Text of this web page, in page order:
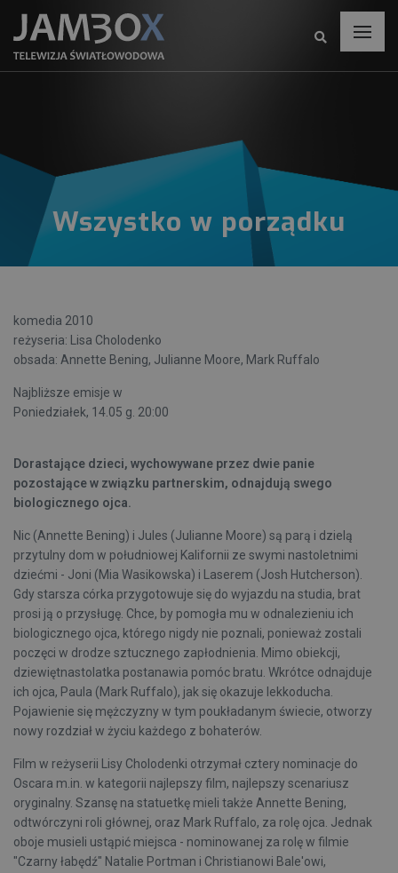
Wszystko w porządku
komedia 2010
reżyseria: Lisa Cholodenko
obsada: Annette Bening, Julianne Moore, Mark Ruffalo
Najbliższe emisje w
Poniedziałek, 14.05 g. 20:00
Dorastające dzieci, wychowywane przez dwie panie
pozostające w związku partnerskim, odnajdują swego
biologicznego ojca.
Nic (Annette Bening) i Jules (Julianne Moore) są parą i dzielą
przytulny dom w południowej Kalifornii ze swymi nastoletnimi
dziećmi - Joni (Mia Wasikowska) i Laserem (Josh Hutcherson).
Gdy starsza córka przygotowuje się do wyjazdu na studia, brat
prosi ją o przysługę. Chce, by pomogła mu w odnalezieniu ich
biologicznego ojca, którego nigdy nie poznali, ponieważ zostali
poczęci w drodze sztucznego zapłodnienia. Mimo obiekcji,
dziewiętnastolatka postanawia pomóc bratu. Wkrótce odnajduje
ich ojca, Paula (Mark Ruffalo), jak się okazuje lekkoducha.
Pojawienie się mężczyzny w tym poukładanym świecie, otworzy
nowy rozdział w życiu każdego z bohaterów.
Film w reżyserii Lisy Cholodenki otrzymał cztery nominacje do
Oscara m.in. w kategorii najlepszy film, najlepszy scenariusz
oryginalny. Szansę na statuetkę mieli także Annette Bening,
odtwórczyni roli głównej, oraz Mark Ruffalo, za rolę ojca. Jednak
oboje musieli ustąpić miejsca - nominowanej za rolę w filmie
"Czarny łabędź" Natalie Portman i Christianowi Bale'owi,